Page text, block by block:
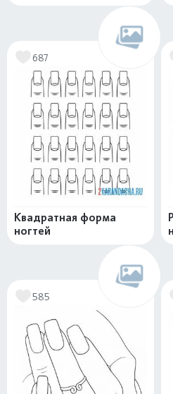
687
Квадратная форма
ногтей
585